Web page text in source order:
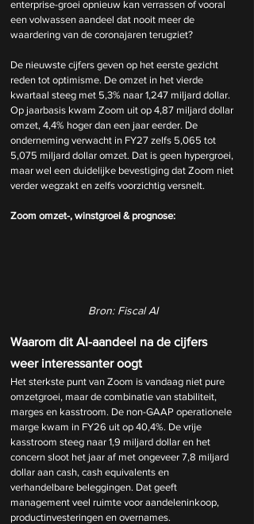
enterprise-groei opnieuw kan verrassen of vooral
een volwassen aandeel dat nooit meer de
waardering van de coronajaren terugziet?
De nieuwste cijfers geven op het eerste gezicht
reden tot optimisme. De omzet in het vierde
kwartaal steeg met 5,3% naar 1,247 miljard dollar.
Op jaarbasis kwam Zoom uit op 4,87 miljard dollar
omzet, 4,4% hoger dan een jaar eerder. De
onderneming verwacht in FY27 zelfs 5,065 tot
5,075 miljard dollar omzet. Dat is geen hypergroei,
maar wel een duidelijke bevestiging dat Zoom niet
verder wegzakt en zelfs voorzichtig versnelt.
Zoom omzet-, winstgroei & prognose:
Bron: Fiscal AI
Waarom dit AI-aandeel na de cijfers
weer interessanter oogt
Het sterkste punt van Zoom is vandaag niet pure
omzetgroei, maar de combinatie van stabiliteit,
marges en kasstroom. De non-GAAP operationele
marge kwam in FY26 uit op 40,4%. De vrije
kasstroom steeg naar 1,9 miljard dollar en het
concern sloot het jaar af met ongeveer 7,8 miljard
dollar aan cash, cash equivalents en
verhandelbare beleggingen. Dat geeft
management veel ruimte voor aandeleninkoop,
productinvesteringen en overnames.